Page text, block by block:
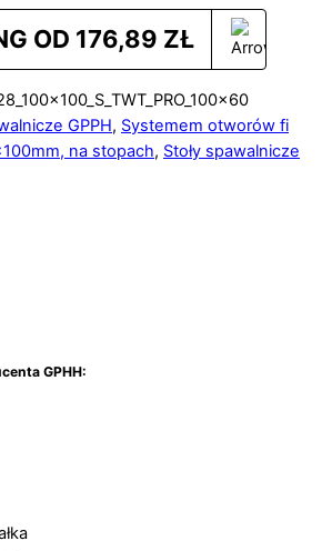
OD 176,89 ZŁ
GPPH, Systemem otworów fi
na stopach, Stoły spawalnicze
GPHH: